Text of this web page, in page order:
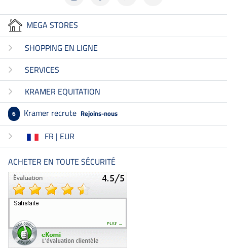
MEGA STORES
SHOPPING EN LIGNE
SERVICES
KRAMER EQUITATION
6 Kramer recrute Rejoins-nous
FR | EUR
ACHETER EN TOUTE SÉCURITÉ